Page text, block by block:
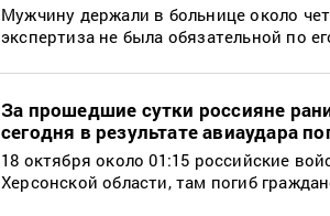
Мужчину держали в больнице около
экспертиза не была обязательной по
За прошедшие сутки россияне
сегодня в результате авиаудара
18 октября около 01:15 российские
Херсонской области, там погиб